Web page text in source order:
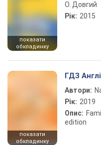
показати
обкладинку
О. Довгий
Рік: 2015
показати
обкладинку
ГДЗ
Автори:
Рік: 2019
Опис:
edition